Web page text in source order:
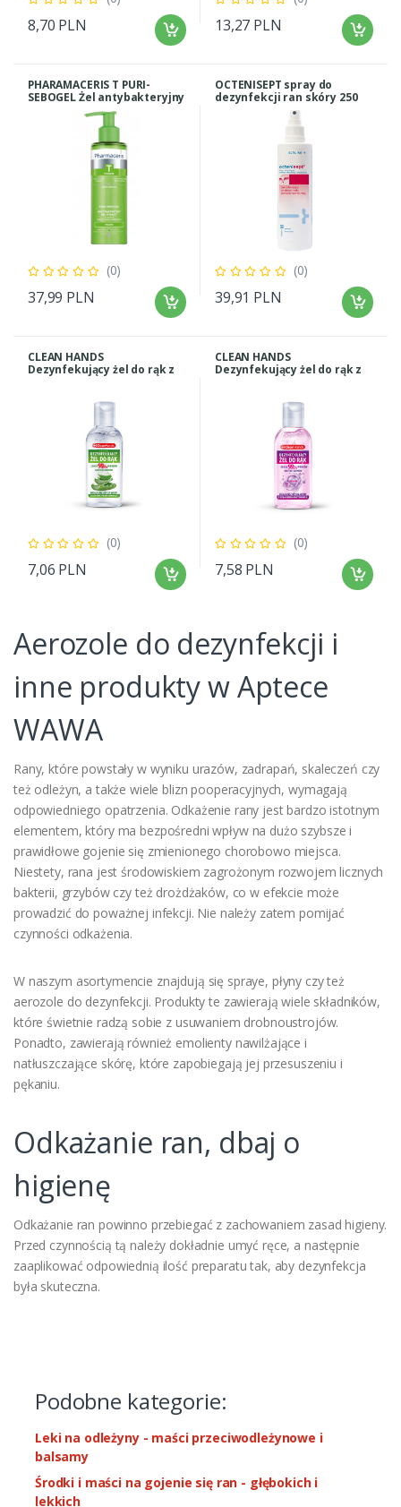
8,70 PLN 13,27 PLN
PHARAMACERIS T PURI-
SEBOGEL Żel antybakteryjny
do twarzy 190ml
(0)
37,99 PLN
OCTENISEPT spray do
dezynfekcji ran skóry 250
(0)
39,91 PLN
CLEAN HANDS
Dezynfekujący żel do rąk z
(0)
7,06 PLN
CLEAN HANDS
Dezynfekujący żel do rąk z
(0)
7,58 PLN
Aerozole do dezynfekcji i
inne produkty w Aptece
WAWA
Rany, które powstały w wyniku urazów, zadrapań, skaleczeń czy
też odleżyn, a także wiele blizn pooperacyjnych, wymagają
odpowiedniego opatrzenia. Odkażenie rany jest bardzo istotnym
elementem, który ma bezpośredni wpływ na dużo szybsze i
prawidłowe gojenie się zmienionego chorobowo miejsca.
Niestety, rana jest środowiskiem zagrożonym rozwojem licznych
bakterii, grzybów czy też drożdżaków, co w efekcie może
prowadzić do poważnej infekcji. Nie należy zatem pomijać
czynności odkażenia.
W naszym asortymencie znajdują się spraye, płyny czy też
aerozole do dezynfekcji. Produkty te zawierają wiele składników,
które świetnie radzą sobie z usuwaniem drobnoustrojów.
Ponadto, zawierają również emolienty nawilżające i
natłuszczające skórę, które zapobiegają jej przesuszeniu i
pękaniu.
Odkażanie ran, dbaj o
higienę
Odkażanie ran powinno przebiegać z zachowaniem zasad higieny.
Przed czynnością tą należy dokładnie umyć ręce, a następnie
zaaplikować odpowiednią ilość preparatu tak, aby dezynfekcja
była skuteczna.
Podobne kategorie:
Leki na odleżyny - maści przeciwodleżynowe i
balsamy
Środki i maści na gojenie się ran - głębokich i
lekkich